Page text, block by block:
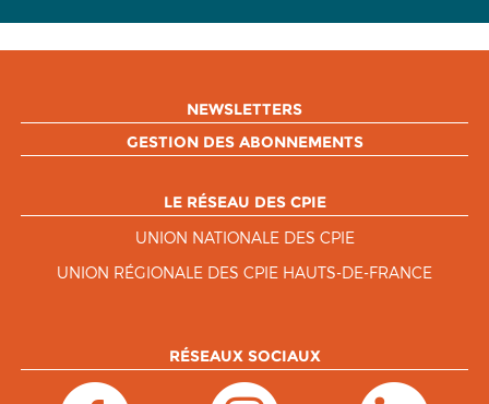
NEWSLETTERS
GESTION DES ABONNEMENTS
LE RÉSEAU DES CPIE
UNION NATIONALE DES CPIE
UNION RÉGIONALE DES CPIE HAUTS-DE-FRANCE
RÉSEAUX SOCIAUX